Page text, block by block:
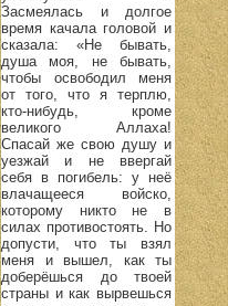
Засмеялась и долгое
время качала головой и
сказала: «Не бывать,
душа моя, не бывать,
чтобы освободил меня
от того, что я терплю,
кто-нибудь, кроме
великого Аллаха!
Спасай же свою душу и
уезжай и не ввергай
себя в погибель: у неё
влачащееся войско,
которому никто не в
силах противостоять. Но
допусти, что ты взял
меня и вышел, как ты
доберёшься до твоей
страны и как вырвешься